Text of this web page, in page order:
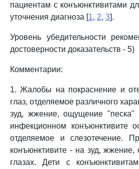
пациентам с конъюнктивитами
уточнения диагноза [1, 2, 3].
Уровень убедительности
достоверности доказательств - 5)
Комментарии:
1. Жалобы на покраснение и
глаз, отделяемое различного
зуд, жжение, ощущение "песка"
инфекционном конъюнктивите
отделяемое и слезотечение.
конъюнктивите - на зуд,
глазах. Дети с